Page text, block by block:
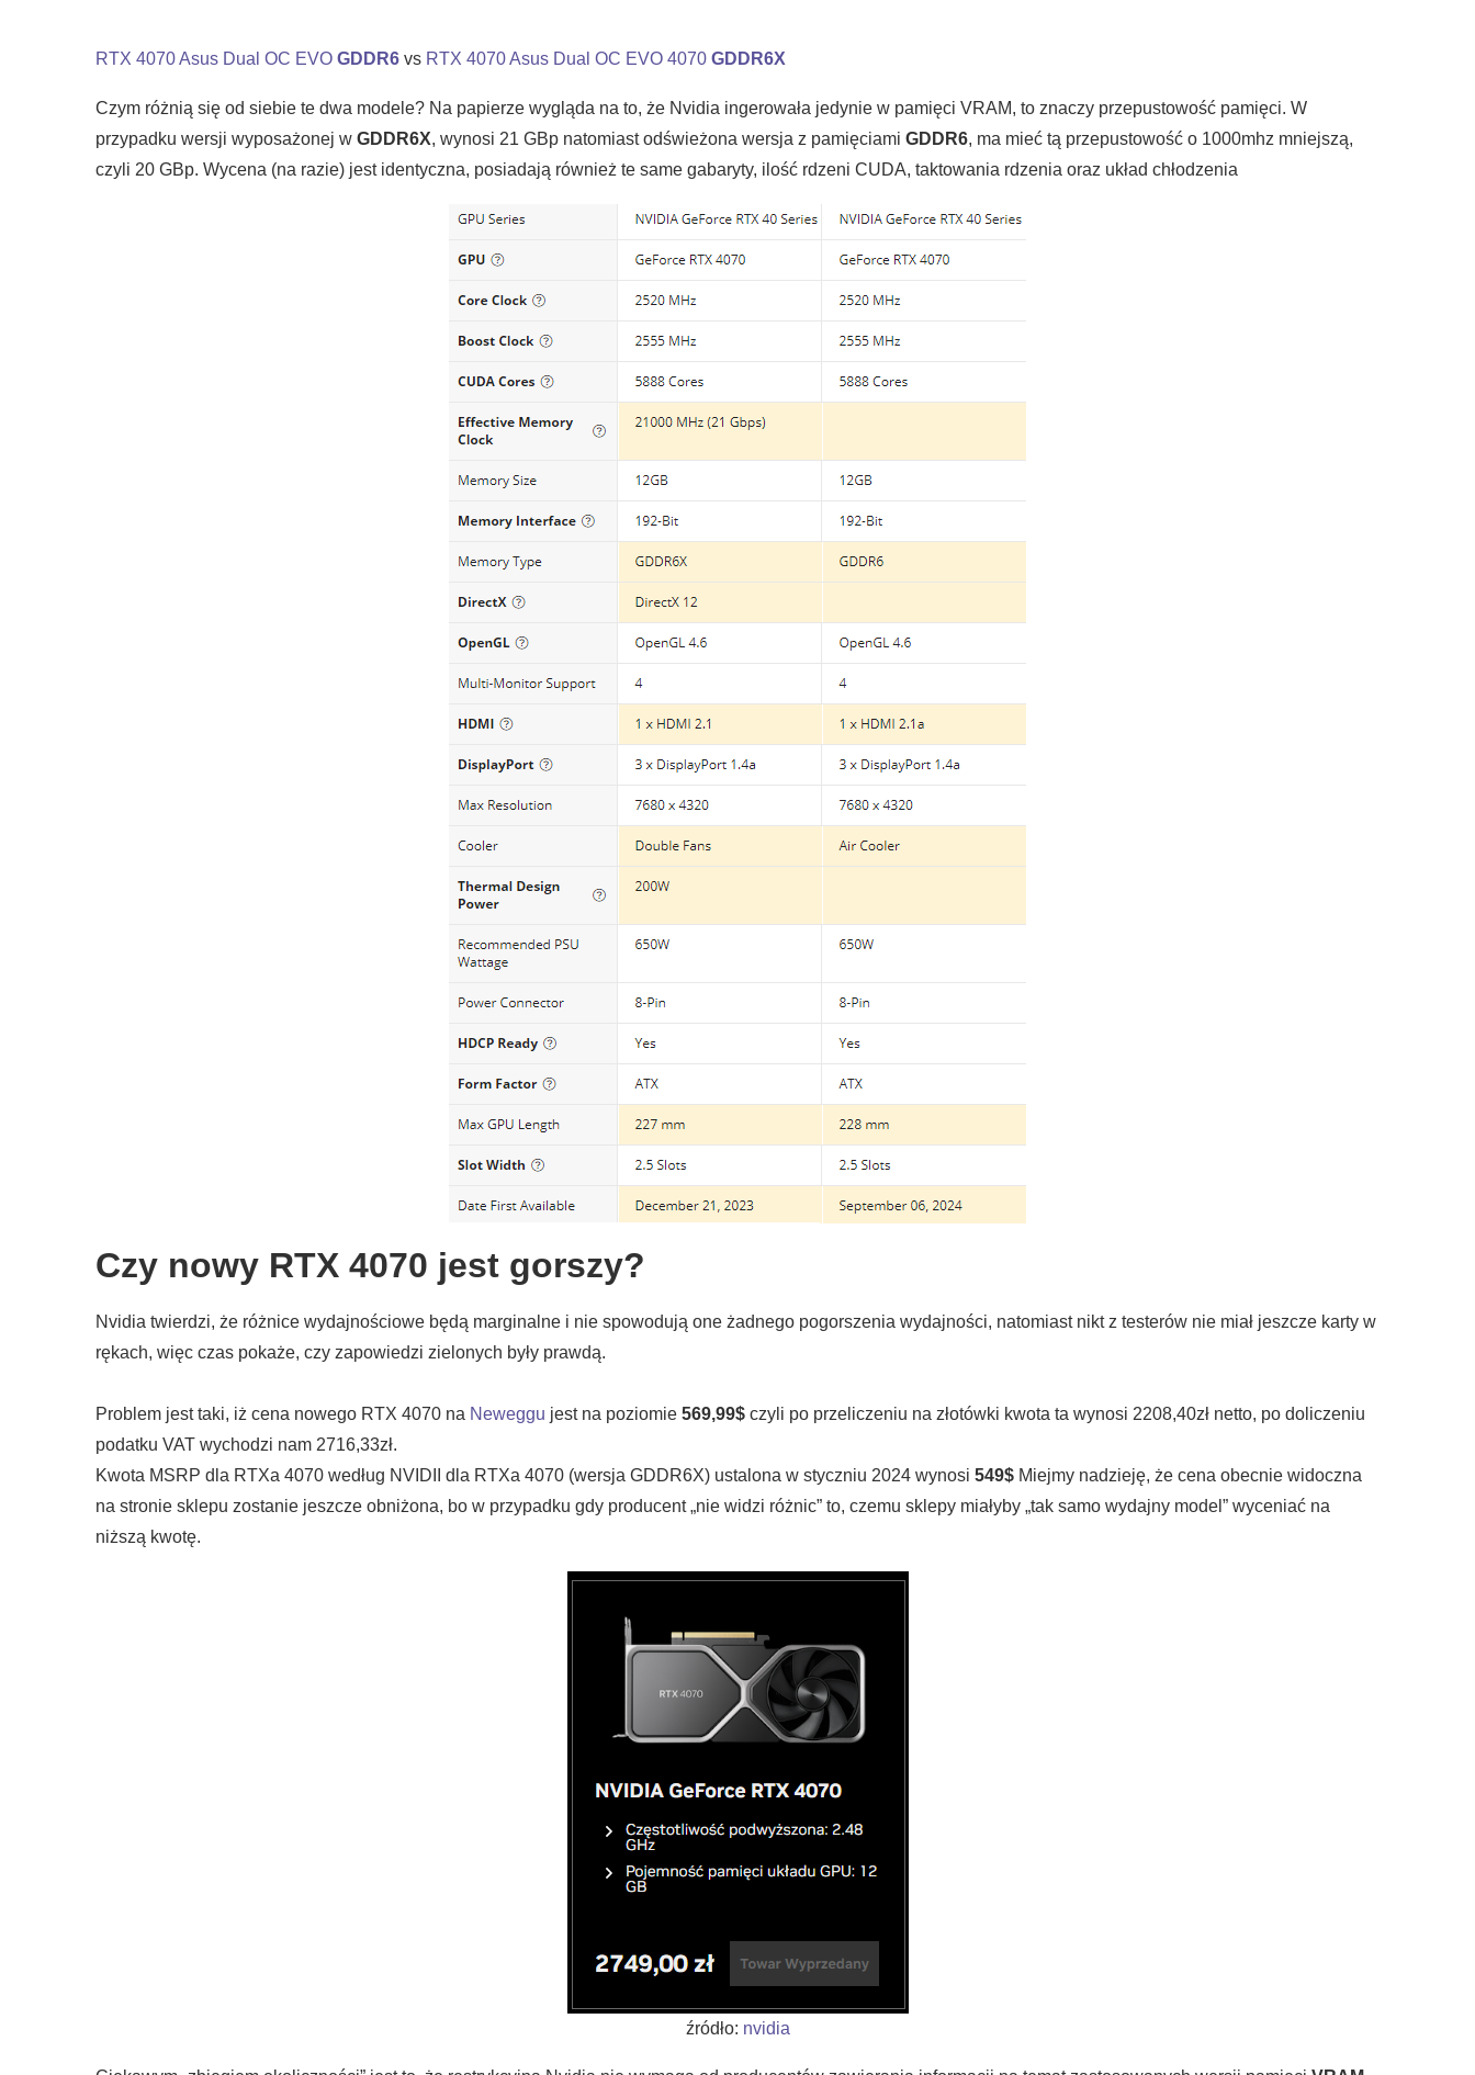
RTX 4070 Asus Dual OC EVO GDDR6 vs RTX 4070 Asus Dual OC EVO 4070 GDDR6X
Czym różnią się od siebie te dwa modele? Na papierze wygląda na to, że Nvidia ingerowała jedynie w pamięci VRAM, to znaczy przepustowość pamięci. W
przypadku wersji wyposażonej w GDDR6X, wynosi 21 GBp natomiast odświeżona wersja z pamięciami GDDR6, ma mieć tą przepustowość o 1000mhz mniejszą,
czyli 20 GBp. Wycena (na razie) jest identyczna, posiadają również te same gabaryty, ilość rdzeni CUDA, taktowania rdzenia oraz układ chłodzenia
Czy nowy RTX 4070 jest gorszy?
Nvidia twierdzi, że różnice wydajnościowe będą marginalne i nie spowodują one żadnego pogorszenia wydajności, natomiast nikt z testerów nie miał jeszcze karty w
rękach, więc czas pokaże, czy zapowiedzi zielonych były prawdą.
Problem jest taki, iż cena nowego RTX 4070 na Neweggu jest na poziomie 569,99$ czyli po przeliczeniu na złotówki kwota ta wynosi 2208,40zł netto, po doliczeniu
podatku VAT wychodzi nam 2716,33zł.
Kwota MSRP dla RTXa 4070 według NVIDII dla RTXa 4070 (wersja GDDR6X) ustalona w styczniu 2024 wynosi 549$ Miejmy nadzieję, że cena obecnie widoczna
na stronie sklepu zostanie jeszcze obniżona, bo w przypadku gdy producent „nie widzi różnic” to, czemu sklepy miałyby „tak samo wydajny model” wyceniać na
niższą kwotę.
źródło: nvidia